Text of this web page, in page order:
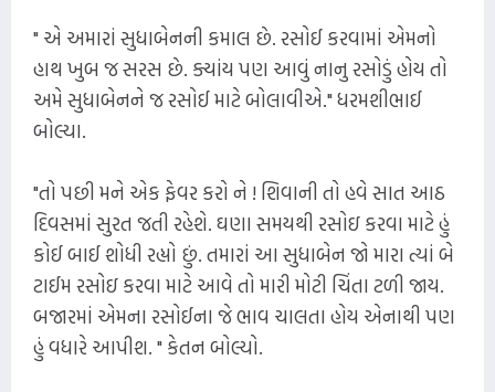
" એ અમારાં સુધાબેનની કમાલ છે. રસોઈ કરવામાં એમનો
હાથ ખુબ જ સરસ છે. ક્યાંય પણ આવું નાનુ રસોડું હોય તો
અમે સુધાબેનને જ રસોઈ માટે બોલાવીએ." ધરમશીભાઈ
બોલ્યા.
"તો પછી મને એક ફેવર કરો ને ! શિવાની તો હવે સાત આઠ
દિવસમાં સુરત જતી રહેશે. ઘણા સમયથી રસોઇ કરવા માટે હું
કોઈ બાઈ શોધી રહ્યો છું. તમારાં આ સુધાબેન જો મારા ત્યાં બે
ટાઈમ રસોઇ કરવા માટે આવે તો મારી મોટી ચિંતા ટળી જાય.
બજારમાં એમના રસોઈના જે ભાવ ચાલતા હોય એનાથી પણ
હું વધારે આપીશ. " કેતન બોલ્યો.